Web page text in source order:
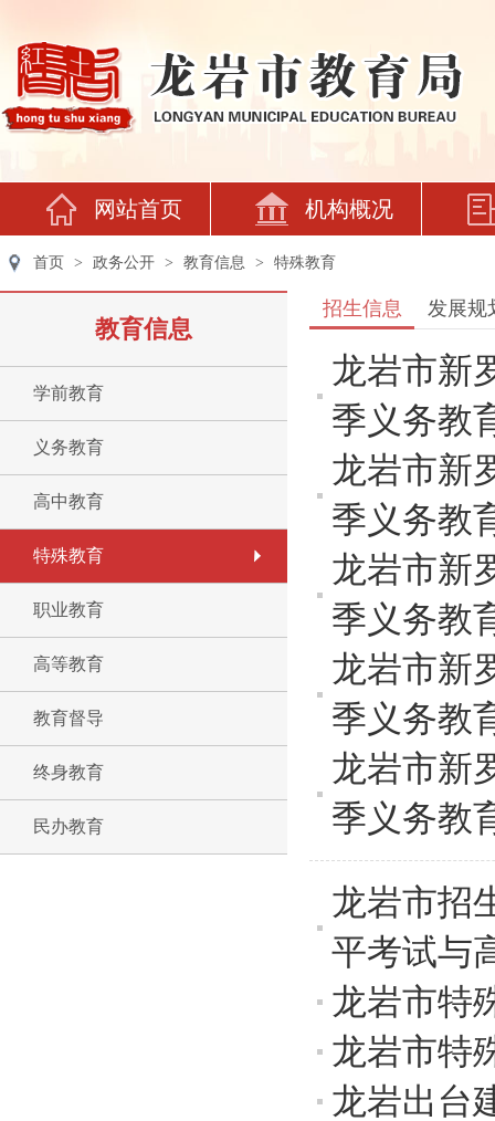
网站首页 机构概况
首页 > 政务公开 > 教育信息 > 特殊教育
教育信息
学前教育
义务教育
高中教育
特殊教育
职业教育
高等教育
教育督导
终身教育
民办教育
招生信息 发展规
龙岩市新
季义务教
龙岩市新
季义务教
龙岩市新
季义务教
龙岩市新
季义务教
龙岩市新
季义务教
龙岩市招
平考试与
龙岩市特
龙岩市特
龙岩出台